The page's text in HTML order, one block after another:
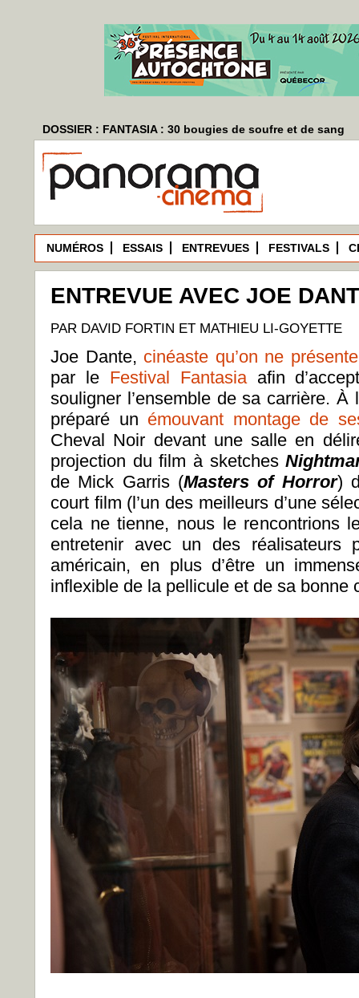
DOSSIER : FANTASIA : 30 bougies de soufre et de sang
NUMÉROS ESSAIS ENTREVUES FESTIVALS
ENTREVUE AVEC JOE
PAR DAVID FORTIN ET MATHIEU LI-GOYETTE
Joe Dante, cinéaste qu’on ne
par le Festival Fantasiaafin
souligner l’ensemble de sa carrière. À
préparé un émouvant montage de
Cheval Noir devant une salle en
projection du film à sketches
de Mick Garris (Masters of Horror)
court film (l’un des meilleurs d’une
cela ne tienne, nous le rencontrions
entretenir avec un des réalisateurs
américain, en plus d’être un
inflexible de la pellicule et de sa bonne